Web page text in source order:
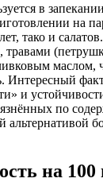
в
на
тако и
маслом,
Интересный
и
по
альтернативой
на 100